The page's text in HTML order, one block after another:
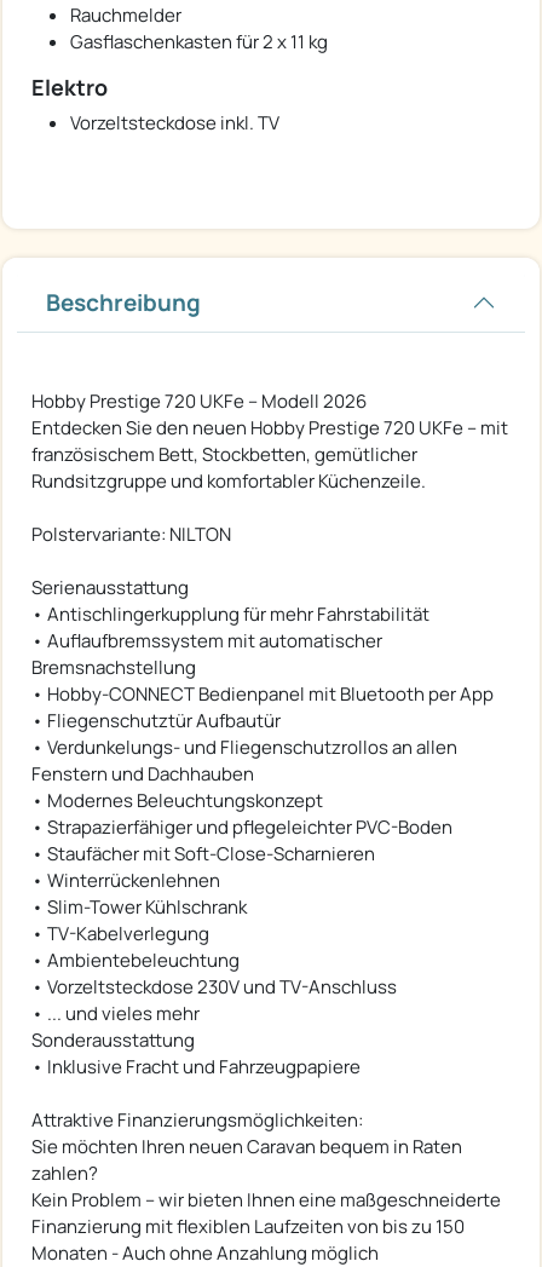
Rauchmelder
Gasflaschenkasten für 2 x 11 kg
Elektro
Vorzeltsteckdose inkl. TV
Beschreibung
Hobby Prestige 720 UKFe – Modell 2026
Entdecken Sie den neuen Hobby Prestige 720 UKFe – mit
französischem Bett, Stockbetten, gemütlicher
Rundsitzgruppe und komfortabler Küchenzeile.
Polstervariante: NILTON
Serienausstattung
• Antischlingerkupplung für mehr Fahrstabilität
• Auflaufbremssystem mit automatischer
Bremsnachstellung
• Hobby-CONNECT Bedienpanel mit Bluetooth per App
• Fliegenschutztür Aufbautür
• Verdunkelungs- und Fliegenschutzrollos an allen
Fenstern und Dachhauben
• Modernes Beleuchtungskonzept
• Strapazierfähiger und pflegeleichter PVC-Boden
• Staufächer mit Soft-Close-Scharnieren
• Winterrückenlehnen
• Slim-Tower Kühlschrank
• TV-Kabelverlegung
• Ambientebeleuchtung
• Vorzeltsteckdose 230V und TV-Anschluss
• ... und vieles mehr
Sonderausstattung
• Inklusive Fracht und Fahrzeugpapiere
Attraktive Finanzierungsmöglichkeiten:
Sie möchten Ihren neuen Caravan bequem in Raten
zahlen?
Kein Problem – wir bieten Ihnen eine maßgeschneiderte
Finanzierung mit flexiblen Laufzeiten von bis zu 150
Monaten - Auch ohne Anzahlung möglich